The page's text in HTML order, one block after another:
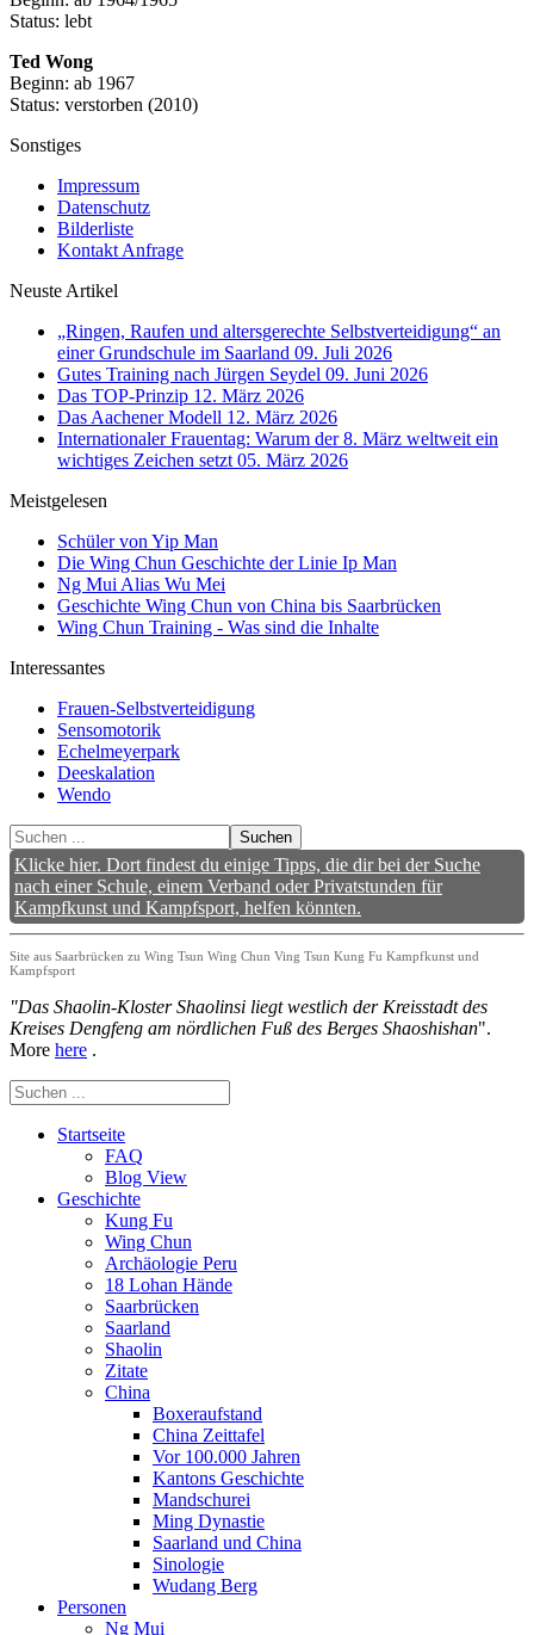
Status: lebt
Ted Wong
Beginn: ab 1967
Status: verstorben (2010)
Sonstiges
Impressum
Datenschutz
Bilderliste
Kontakt Anfrage
Neuste Artikel
„Ringen, Raufen und altersgerechte Selbstverteidigung“ an
einer Grundschule im Saarland 09. Juli 2026
Gutes Training nach Jürgen Seydel 09. Juni 2026
Das TOP-Prinzip 12. März 2026
Das Aachener Modell 12. März 2026
Internationaler Frauentag: Warum der 8. März weltweit ein
wichtiges Zeichen setzt 05. März 2026
Meistgelesen
Schüler von Yip Man
Die Wing Chun Geschichte der Linie Ip Man
Ng Mui Alias Wu Mei
Geschichte Wing Chun von China bis Saarbrücken
Wing Chun Training - Was sind die Inhalte
Interessantes
Frauen-Selbstverteidigung
Sensomotorik
Echelmeyerpark
Deeskalation
Wendo
Suchen
Klicke hier. Dort findest du einige Tipps, die dir bei der Suche
nach einer Schule, einem Verband oder Privatstunden für
Kampfkunst und Kampfsport, helfen könnten.
Site aus Saarbrücken zu Wing Tsun Wing Chun Ving Tsun Kung Fu Kampfkunst und
Kampfsport
"Das Shaolin-Kloster Shaolinsi liegt westlich der Kreisstadt des
Kreises Dengfeng am nördlichen Fuß des Berges Shaoshishan".
More here .
Startseite
FAQ
Blog View
Geschichte
Kung Fu
Wing Chun
Archäologie Peru
18 Lohan Hände
Saarbrücken
Saarland
Shaolin
Zitate
China
Boxeraufstand
China Zeittafel
Vor 100.000 Jahren
Kantons Geschichte
Mandschurei
Ming Dynastie
Saarland und China
Sinologie
Wudang Berg
Personen
Ng Mui